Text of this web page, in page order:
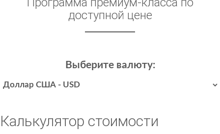
доступной цене
Выберите валюту:
Калькулятор стоимости